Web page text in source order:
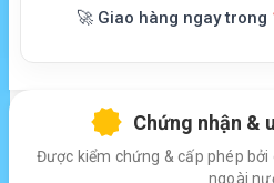
🚀 Giao hàng ngay trong
Chứng nhận &
Được kiểm chứng & cấp phép
ngoài